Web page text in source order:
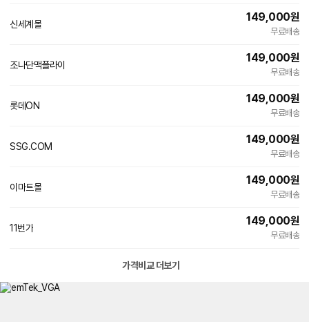
신세계몰
149,000원
무료배송
조나단맥플라이
149,000원
무료배송
롯데ON
149,000원
무료배송
SSG.COM
149,000원
무료배송
이마트몰
149,000원
무료배송
11번가
149,000원
무료배송
가격비교 더보기